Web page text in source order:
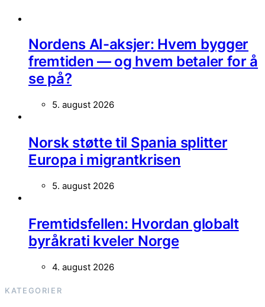
Nordens AI-aksjer: Hvem bygger
fremtiden — og hvem betaler for å
se på?
5. august 2026
Norsk støtte til Spania splitter
Europa i migrantkrisen
5. august 2026
Fremtidsfellen: Hvordan globalt
byråkrati kveler Norge
4. august 2026
KATEGORIER